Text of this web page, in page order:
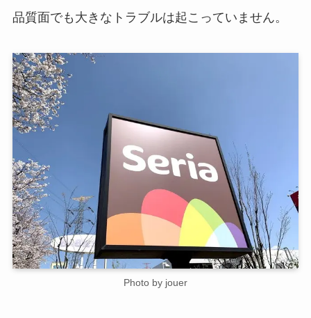
品質面でも大きなトラブルは起こっていません。
Photo by jouer